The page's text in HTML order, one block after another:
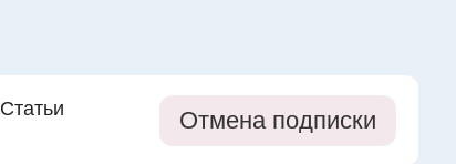
Статьи
Отмена подписки